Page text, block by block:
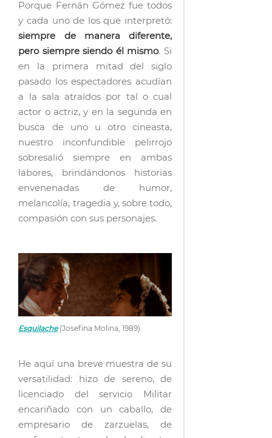
Porque Fernán Gómez fue todos
y cada uno de los que interpretó:
siempre de manera diferente,
pero siempre siendo él mismo. Si
en la primera mitad del siglo
pasado los espectadores acudían
a la sala atraídos por tal o cual
actor o actriz, y en la segunda en
busca de uno u otro cineasta,
nuestro inconfundible pelirrojo
sobresalió siempre en ambas
labores, brindándonos historias
envenenadas de humor,
melancolía, tragedia y, sobre todo,
compasión con sus personajes.
Esquilache(Josefina Molina, 1989).
He aquí una breve muestra de su
versatilidad: hizo de sereno, de
licenciado del servicio Militar
encariñado con un caballo, de
empresario de zarzuelas, de